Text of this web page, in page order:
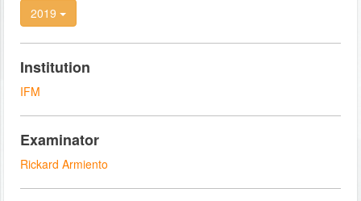
2019
Institution
IFM
Examinator
Rickard Armiento